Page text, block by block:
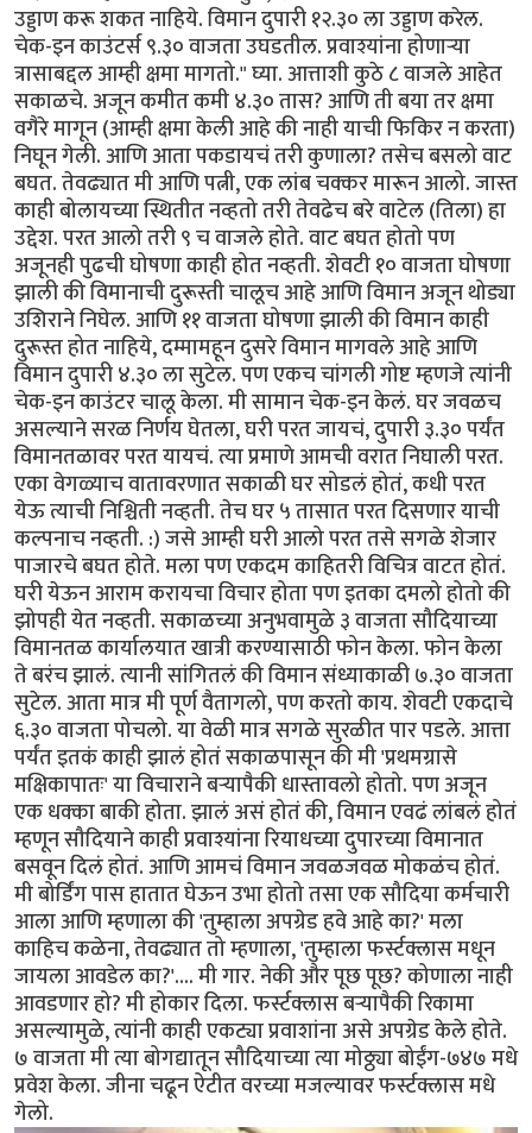
उड्डाण करू शकत नाहिये. विमान दुपारी १२.३० ला उड्डाण करेल.
चेक-इन काउंटर्स ९.३० वाजता उघडतील. प्रवाश्यांना होणार्‍या
त्रासाबद्दल आम्ही क्षमा मागतो." घ्या. आत्ताशी कुठे ८ वाजले आहेत
सकाळचे. अजून कमीत कमी ४.३० तास? आणि ती बया तर क्षमा
वगैरे मागून (आम्ही क्षमा केली आहे की नाही याची फिकिर न करता)
निघून गेली. आणि आता पकडायचं तरी कुणाला? तसेच बसलो वाट
बघत. तेवढ्यात मी आणि पत्नी, एक लांब चक्कर मारून आलो. जास्त
काही बोलायच्या स्थितीत नव्हतो तरी तेवढेच बरे वाटेल (तिला) हा
उद्देश. परत आलो तरी ९ च वाजले होते. वाट बघत होतो पण
अजूनही पुढची घोषणा काही होत नव्हती. शेवटी १० वाजता घोषणा
झाली की विमानाची दुरूस्ती चालूच आहे आणि विमान अजून थोड्या
उशिराने निघेल. आणि ११ वाजता घोषणा झाली की विमान काही
दुरूस्त होत नाहिये, दम्मामहून दुसरे विमान मागवले आहे आणि
विमान दुपारी ४.३० ला सुटेल. पण एकच चांगली गोष्ट म्हणजे त्यांनी
चेक-इन काउंटर चालू केला. मी सामान चेक-इन केलं. घर जवळच
असल्याने सरळ निर्णय घेतला, घरी परत जायचं, दुपारी ३.३० पर्यंत
विमानतळावर परत यायचं. त्या प्रमाणे आमची वरात निघाली परत.
एका वेगळ्याच वातावरणात सकाळी घर सोडलं होतं, कधी परत
येऊ त्याची निश्चिती नव्हती. तेच घर ५ तासात परत दिसणार याची
कल्पनाच नव्हती. :) जसे आम्ही घरी आलो परत तसे सगळे शेजार
पाजारचे बघत होते. मला पण एकदम काहितरी विचित्र वाटत होतं.
घरी येऊन आराम करायचा विचार होता पण इतका दमलो होतो की
झोपही येत नव्हती. सकाळच्या अनुभवामुळे ३ वाजता सौदियाच्या
विमानतळ कार्यालयात खात्री करण्यासाठी फोन केला. फोन केला
ते बरंच झालं. त्यानी सांगितलं की विमान संध्याकाळी ७.३० वाजता
सुटेल. आता मात्र मी पूर्ण वैतागलो, पण करतो काय. शेवटी एकदाचे
६.३० वाजता पोचलो. या वेळी मात्र सगळे सुरळीत पार पडले. आत्ता
पर्यंत इतकं काही झालं होतं सकाळपासून की मी 'प्रथमग्रासे
मक्षिकापातः' या विचाराने बर्‍यापैकी धास्तावलो होतो. पण अजून
एक धक्का बाकी होता. झालं असं होतं की, विमान एवढं लांबलं होतं
म्हणून सौदियाने काही प्रवाश्यांना रियाधच्या दुपारच्या विमानात
बसवून दिलं होतं. आणि आमचं विमान जवळजवळ मोकळंच होतं.
मी बोर्डिंग पास हातात घेऊन उभा होतो तसा एक सौदिया कर्मचारी
आला आणि म्हणाला की 'तुम्हाला अपग्रेड हवे आहे का?' मला
काहिच कळेना, तेवढ्यात तो म्हणाला, 'तुम्हाला फर्स्टक्लास मधून
जायला आवडेल का?'.... मी गार. नेकी और पूछ पूछ? कोणाला नाही
आवडणार हो? मी होकार दिला. फर्स्टक्लास बर्‍यापैकी रिकामा
असल्यामुळे, त्यांनी काही एकट्या प्रवाशांना असे अपग्रेड केले होते.
७ वाजता मी त्या बोगद्यातून सौदियाच्या त्या मोठ्ठ्या बोईंग-७४७ मधे
प्रवेश केला. जीना चढून ऐटीत वरच्या मजल्यावर फर्स्टक्लास मधे
गेलो.